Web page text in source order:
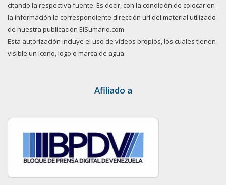
citando la respectiva fuente. Es decir, con la condición de colocar en
la información la correspondiente dirección url del material utilizado
de nuestra publicación ElSumario.com
Esta autorización incluye el uso de videos propios, los cuales tienen
visible un ícono, logo o marca de agua.
Afiliado a